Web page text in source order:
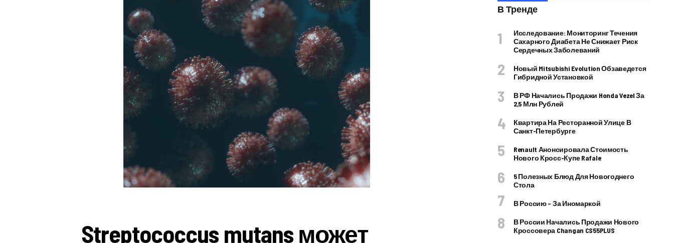
Streptococcus mutans может
В Тренде
Исследование: Мониторинг Течения
Сахарного Диабета Не Снижает Риск
Сердечных Заболеваний
Новый Mitsubishi Evolution Обзаведется
Гибридной Установкой
В РФ Начались Продажи Honda Vezel За
2,5 Млн Рублей
Квартира На Ресторанной Улице В
Санкт-Петербурге
Renault Анонсировала Стоимость
Нового Кросс-Купе Rafale
5 Полезных Блюд Для Новогоднего
Стола
В Россию – За Иномаркой
В России Начались Продажи Нового
Кроссовера Changan CS55PLUS